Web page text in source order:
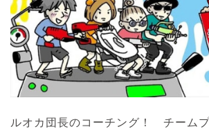
ルオカ団長のコーチング！ チーム